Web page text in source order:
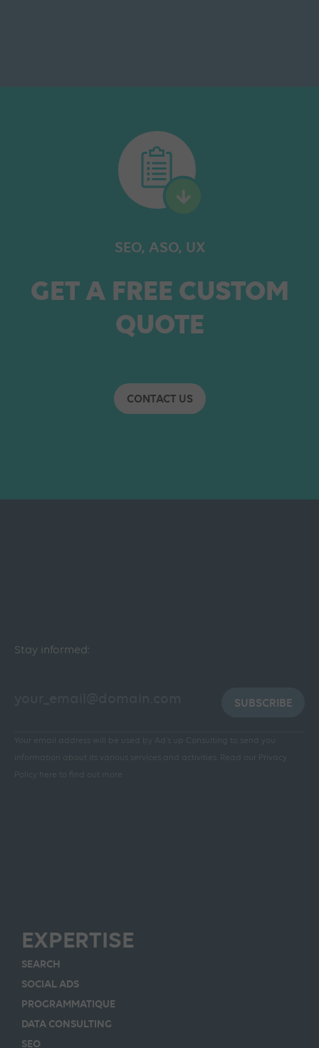
SEO, ASO, UX
GET A FREE CUSTOM
QUOTE
CONTACT US
Stay informed:
SUBSCRIBE
Your email address will be used by Ad's up Consulting to send you
information about its various services and activities.
Read our Privacy
Policy here to find out more
EXPERTISE
SEARCH
SOCIAL ADS
PROGRAMMATIQUE
DATA CONSULTING
SEO